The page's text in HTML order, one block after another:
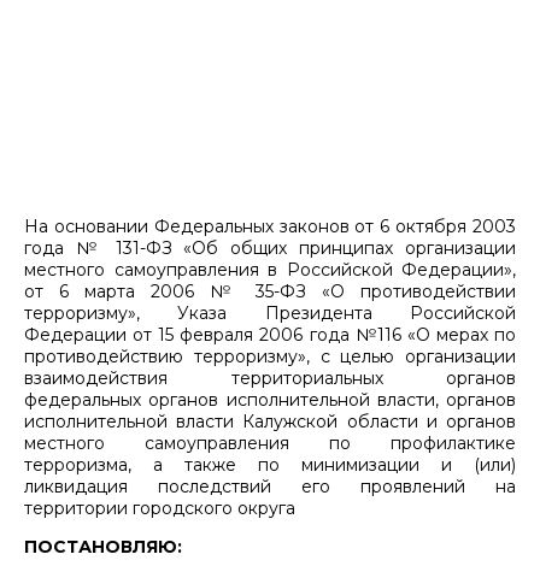
На основании Федеральных законов от 6 октября 2003
года № 131-ФЗ «Об общих принципах организации
местного самоуправления в Российской Федерации»,
от 6 марта 2006 № 35-ФЗ «О противодействии
терроризму», Указа Президента Российской
Федерации от 15 февраля 2006 года №116 «О мерах по
противодействию терроризму», с целью организации
взаимодействия территориальных органов
федеральных органов исполнительной власти, органов
исполнительной власти Калужской области и органов
местного самоуправления по профилактике
терроризма, а также по минимизации и (или)
ликвидация последствий его проявлений на
территории городского округа
ПОСТАНОВЛЯЮ: